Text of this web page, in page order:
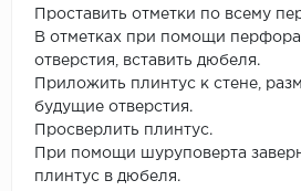
Проставить отметки по всему
В отметках при помощи
отверстия, вставить дюбеля.
Приложить плинтус к стене,
будущие отверстия.
Просверлить плинтус.
При помощи шуруповерта
плинтус в дюбеля.